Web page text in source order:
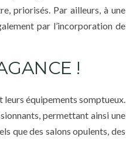
priorisés. Par ailleurs, à une
par l’incorporation de
!
équipements somptueux.
permettant ainsi une
que des salons opulents, des